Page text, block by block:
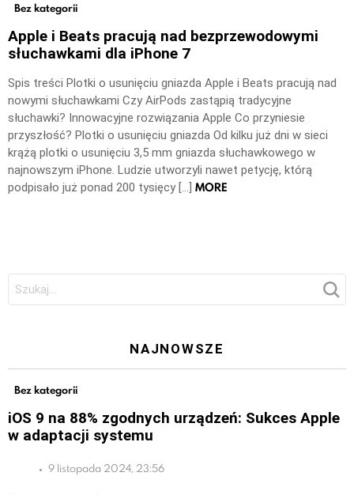
Bez kategorii
Apple i Beats pracują nad bezprzewodowymi
słuchawkami dla iPhone 7
Spis treści Plotki o usunięciu gniazda Apple i Beats pracują nad
nowymi słuchawkami Czy AirPods zastąpią tradycyjne
słuchawki? Innowacyjne rozwiązania Apple Co przyniesie
przyszłość? Plotki o usunięciu gniazda Od kilku już dni w sieci
krążą plotki o usunięciu 3,5 mm gniazda słuchawkowego w
najnowszym iPhone. Ludzie utworzyli nawet petycję, którą
podpisało już ponad 200 tysięcy […] MORE
Szukaj:
NAJNOWSZE
Bez kategorii
iOS 9 na 88% zgodnych urządzeń: Sukces Apple
w adaptacji systemu
9 listopada 2024, 23:56